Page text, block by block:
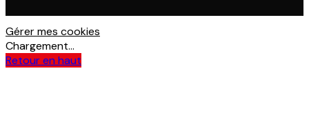
Gérer mes cookies
Chargement...
Retour en haut